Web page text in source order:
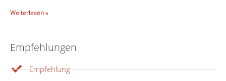
Weiterlesen »
Empfehlungen
Empfehlung